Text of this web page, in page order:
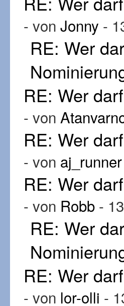
- von Jonny -
RE: Wer
RE: Wer
- von
RE: Wer
- von aj_runner
RE: Wer
- von Robb -
RE: Wer
RE: Wer
- von lor-olli -